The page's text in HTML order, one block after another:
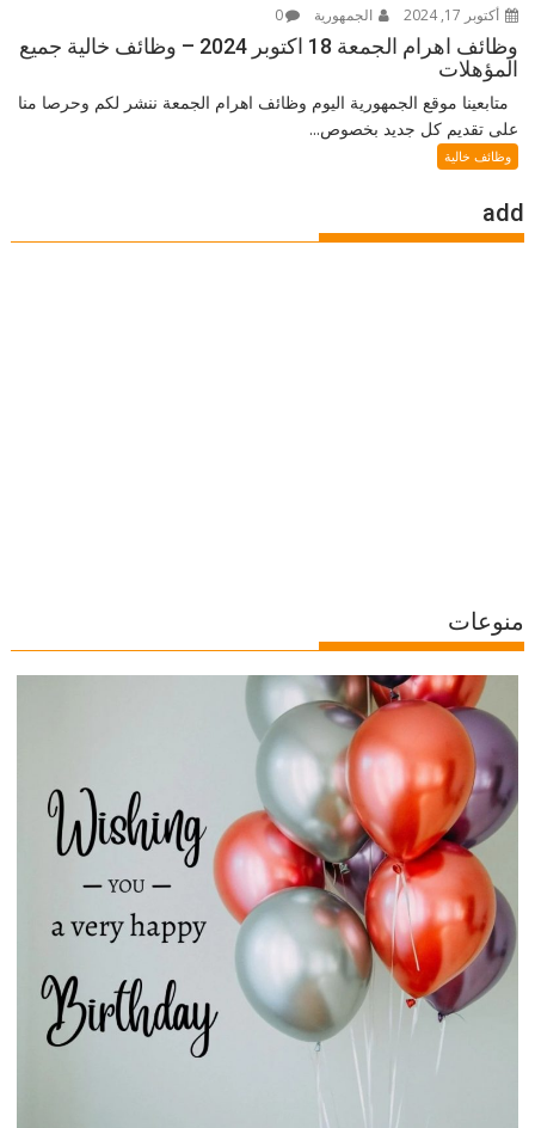
أكتوبر 17, 2024 الجمهورية 0
وظائف اهرام الجمعة 18 اكتوبر 2024 – وظائف خالية جميع
المؤهلات
متابعينا موقع الجمهورية اليوم وظائف اهرام الجمعة ننشر لكم وحرصا منا
على تقديم كل جديد بخصوص...
وظائف خالية
add
منوعات